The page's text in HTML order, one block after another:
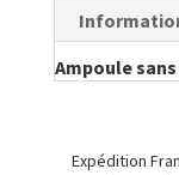
Ampoule
Expédition